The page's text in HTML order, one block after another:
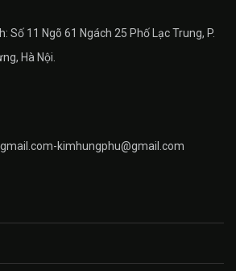
Số 11 Ngõ 61 Ngách 25 Phố Lạc Trung, P.
Hà Nội.
kimhungphu@gmail.com